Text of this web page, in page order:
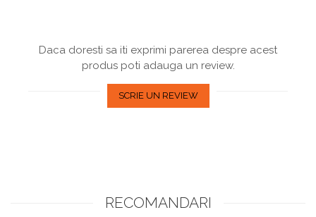
Daca doresti sa iti exprimi parerea despre acest
produs poti adauga un review.
SCRIE UN REVIEW
RECOMANDARI